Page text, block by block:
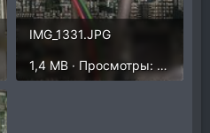
IMG_1331.JPG
1,4 MB · Просмотры: 328